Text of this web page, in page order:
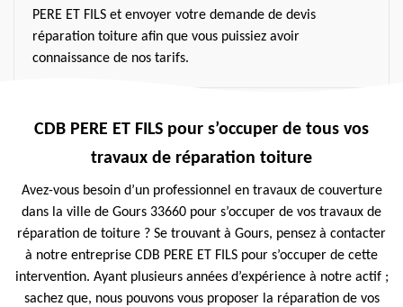
PERE ET FILS et envoyer votre demande de devis
réparation toiture afin que vous puissiez avoir
connaissance de nos tarifs.
CDB PERE ET FILS pour s’occuper de tous vos
travaux de réparation toiture
Avez-vous besoin d’un professionnel en travaux de couverture
dans la ville de Gours 33660 pour s’occuper de vos travaux de
réparation de toiture ? Se trouvant à Gours, pensez à contacter
à notre entreprise CDB PERE ET FILS pour s’occuper de cette
intervention. Ayant plusieurs années d’expérience à notre actif ;
sachez que, nous pouvons vous proposer la réparation de vos